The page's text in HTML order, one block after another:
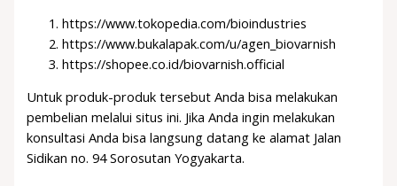
https://www.tokopedia.com/bioindustries
https://www.bukalapak.com/u/agen_biovarnish
https://shopee.co.id/biovarnish.official
Untuk produk-produk tersebut Anda bisa melakukan
pembelian melalui situs ini. Jika Anda ingin melakukan
konsultasi Anda bisa langsung datang ke alamat Jalan
Sidikan no. 94 Sorosutan Yogyakarta.